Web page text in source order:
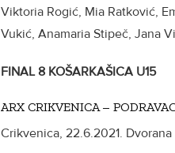
Viktoria Rogić, Mia Ratković,
Vukić, Anamaria Stipeč, Jana
FINAL 8 KOŠARKAŠICA U15
ARX CRIKVENICA –
Crikvenica, 22.6.2021.